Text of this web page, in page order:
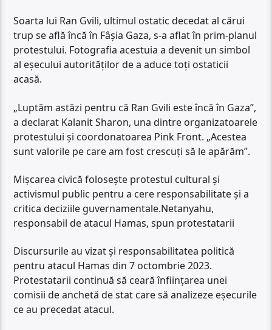
Soarta lui Ran Gvili, ultimul ostatic decedat al cărui
trup se află încă în Fâșia Gaza, s-a aflat în prim-planul
protestului. Fotografia acestuia a devenit un simbol
al eșecului autorităților de a aduce toți ostaticii
acasă.
„Luptăm astăzi pentru că Ran Gvili este încă în Gaza”,
a declarat Kalanit Sharon, una dintre organizatoarele
protestului și coordonatoarea Pink Front. „Acestea
sunt valorile pe care am fost crescuți să le apărăm”.
Mișcarea civică folosește protestul cultural și
activismul public pentru a cere responsabilitate și a
critica deciziile guvernamentale.Netanyahu,
responsabil de atacul Hamas, spun protestatarii
Discursurile au vizat și responsabilitatea politică
pentru atacul Hamas din 7 octombrie 2023.
Protestatarii continuă să ceară înființarea unei
comisii de anchetă de stat care să analizeze eșecurile
ce au precedat atacul.